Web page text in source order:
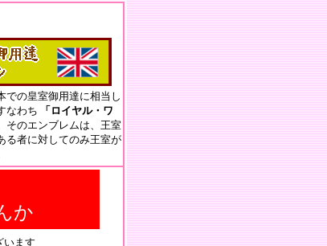
での皇室御用達に相当し
なわち 「ロイヤル・ワ
そのエンブレムは、王室
る者に対してのみ王室が
か
います